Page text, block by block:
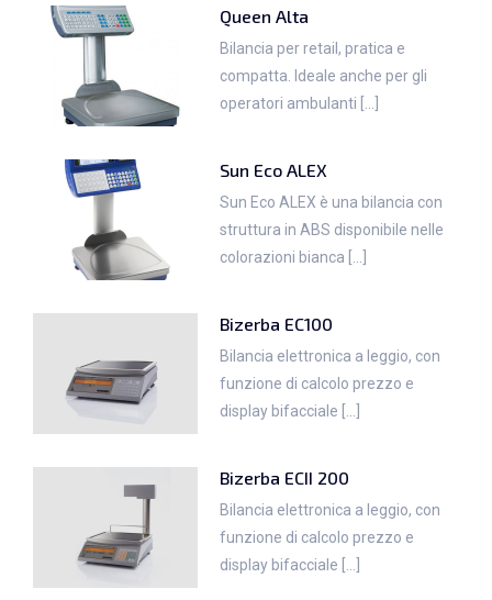
Queen Alta
Bilancia per retail, pratica e
compatta. Ideale anche per gli
operatori ambulanti [...]
Sun Eco ALEX
Sun Eco ALEX è una bilancia con
struttura in ABS disponibile nelle
colorazioni bianca [...]
Bizerba EC100
Bilancia elettronica a leggio, con
funzione di calcolo prezzo e
display bifacciale [...]
Bizerba ECII 200
Bilancia elettronica a leggio, con
funzione di calcolo prezzo e
display bifacciale [...]